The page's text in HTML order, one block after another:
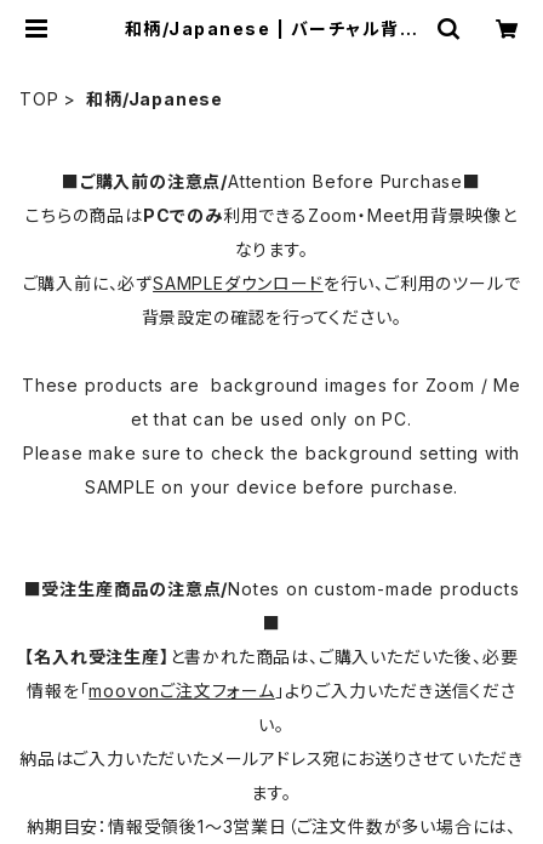
和柄/Japanese | バーチャル背景
TOP 和柄/Japanese
■ご購入前の注意点/Attention Before Purchase■
こちらの商品はPCでのみ利用できるZoom・Meet用背景映像と
なります。
ご購入前に、必ずSAMPLEダウンロードを行い、ご利用のツールで
背景設定の確認を行ってください。
These products are background images for Zoom / Me
et that can be used only on PC.
Please make sure to check the background setting with
SAMPLE on your device before purchase.
■受注生産商品の注意点/Notes on custom-made products
■
【名入れ受注生産】 と書かれた商品は、ご購入いただいた後、必要
情報を「moovonご注文フォーム 」よりご入力いただき送信くださ
い。
納品はご入力いただいたメールアドレス宛にお送りさせていただき
ます。
納期目安：情報受領後1～3営業日（ご注文件数が多い場合には、